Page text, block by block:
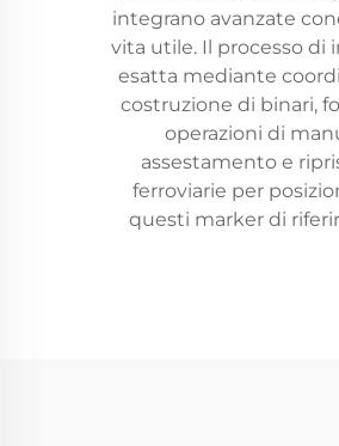
integrano avanzate
vita utile. Il processo di
esatta mediante
costruzione di binari,
operazioni di
assestamento e
ferroviarie per
questi marker di